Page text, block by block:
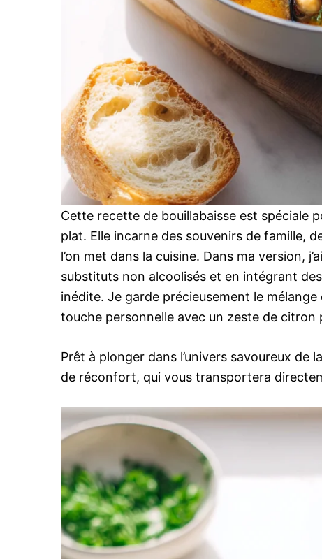
Cette recette de bouillabaisse est spéciale
plat. Elle incarne des souvenirs de famille,
l’on met dans la cuisine. Dans ma version,
substituts non alcoolisés et en intégrant
inédite. Je garde précieusement le mélange
touche personnelle avec un zeste de citron
Prêt à plonger dans l’univers savoureux de
de réconfort, qui vous transportera